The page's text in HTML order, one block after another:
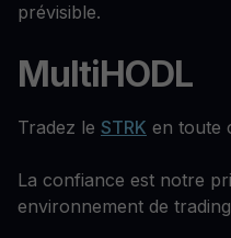
prévisible.
MultiHODL
Tradez le STRK en toute
La confiance est notre
environnement de